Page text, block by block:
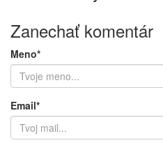
Zanechať komentár
Meno*
Email*